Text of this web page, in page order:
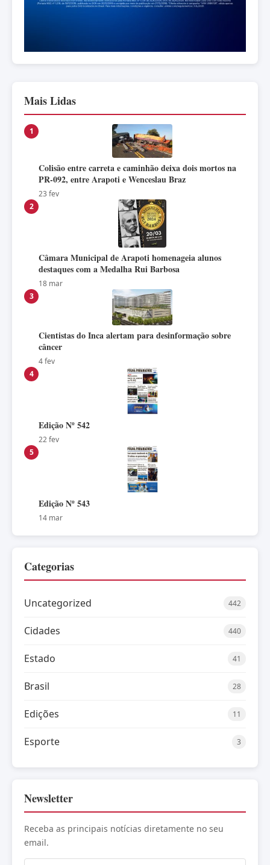
Mais Lidas
1
Colisão entre carreta e caminhão deixa dois mortos na
PR-092, entre Arapoti e Wenceslau Braz
23 fev
2
Câmara Municipal de Arapoti homenageia alunos
destaques com a Medalha Rui Barbosa
18 mar
3
Cientistas do Inca alertam para desinformação sobre
câncer
4 fev
4
Edição Nº 542
22 fev
5
Edição Nº 543
14 mar
Categorias
Uncategorized 442
Cidades 440
Estado 41
Brasil 28
Edições 11
Esporte 3
Newsletter
Receba as principais notícias diretamente no seu
email.